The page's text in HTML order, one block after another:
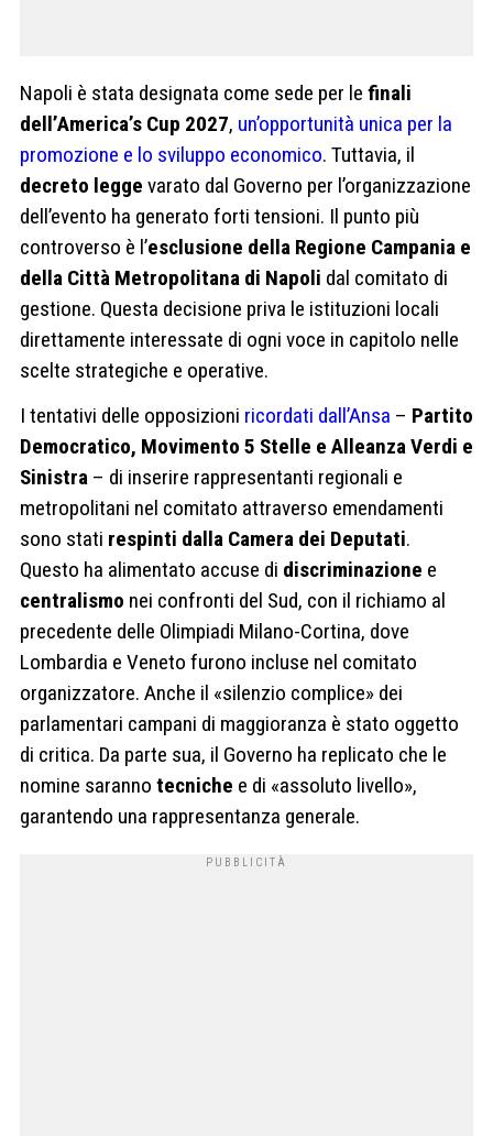
Napoli è stata designata come sede per le finali
dell’America’s Cup 2027, un’opportunità unica per la
promozione e lo sviluppo economico. Tuttavia, il
decreto legge varato dal Governo per l’organizzazione
dell’evento ha generato forti tensioni. Il punto più
controverso è l’esclusione della Regione Campania e
della Città Metropolitana di Napoli dal comitato di
gestione. Questa decisione priva le istituzioni locali
direttamente interessate di ogni voce in capitolo nelle
scelte strategiche e operative.
I tentativi delle opposizioni ricordati dall’Ansa – Partito
Democratico, Movimento 5 Stelle e Alleanza Verdi e
Sinistra – di inserire rappresentanti regionali e
metropolitani nel comitato attraverso emendamenti
sono stati respinti dalla Camera dei Deputati.
Questo ha alimentato accuse di discriminazione e
centralismo nei confronti del Sud, con il richiamo al
precedente delle Olimpiadi Milano-Cortina, dove
Lombardia e Veneto furono incluse nel comitato
organizzatore. Anche il «silenzio complice» dei
parlamentari campani di maggioranza è stato oggetto
di critica. Da parte sua, il Governo ha replicato che le
nomine saranno tecniche e di «assoluto livello»,
garantendo una rappresentanza generale.